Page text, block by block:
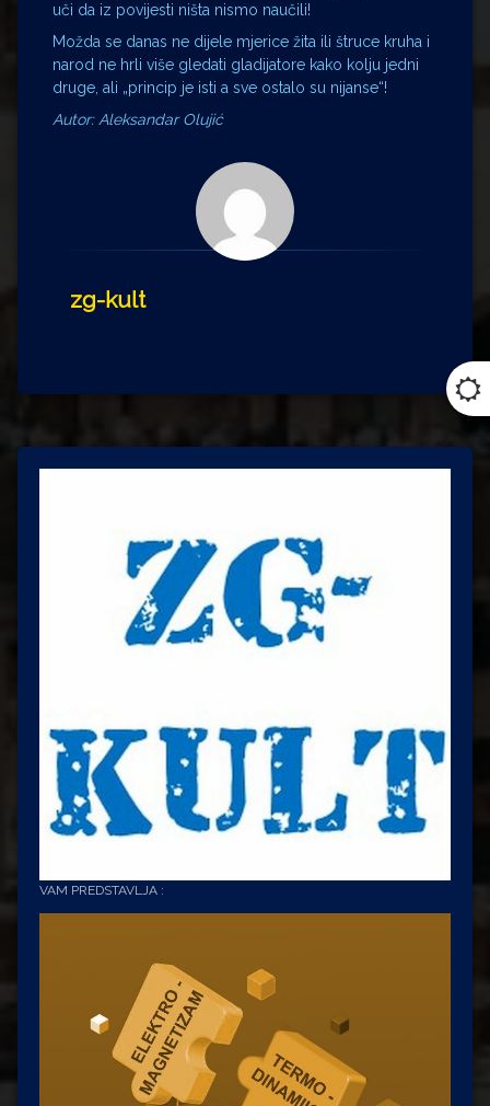
uči da iz povijesti ništa nismo naučili!
Možda se danas ne dijele mjerice žita ili štruce kruha i
narod ne hrli više gledati gladijatore kako kolju jedni
druge, ali „princip je isti a sve ostalo su nijanse“!
Autor: Aleksandar Olujić
zg-kult
VAM PREDSTAVLJA :